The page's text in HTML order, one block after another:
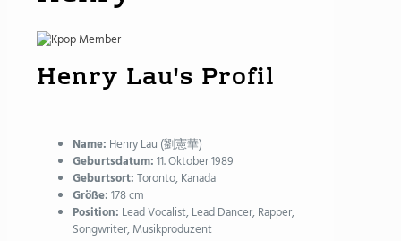
Henry Lau's Profil
Name: Henry Lau (劉憲華)
Geburtsdatum:11. Oktober 1989
Geburtsort:Toronto, Kanada
Größe:178 cm
Position: Lead Vocalist, Lead Dancer, Rapper,
Songwriter, Musikproduzent